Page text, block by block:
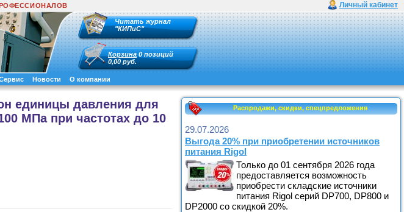
Личный кабинет
Читать журнал
"КИПиС"
Корзина 0 позиций
0,00 руб.
Новости О компании
единицы давления для
МПа при частотах до 10
Распродажи, скидки, спецпредложения
29.07.2026
Выгода 20% при приобретении источников
питания Rigol
Только до 01 сентября 2026 года
предоставляется возможность
приобрести складские источники
питания Rigol серий DP700, DP800 и
DP2000 со скидкой 20%.